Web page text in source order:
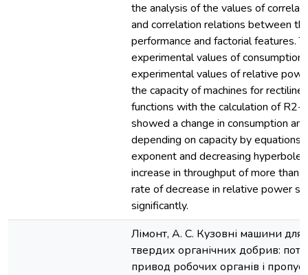
the analysis of the values of
and correlation relations between
performance and factorial features.
experimental values of consumption
experimental values of relative
the capacity of machines for
functions with the calculation of R2-
showed a change in consumption
depending on capacity by equations
exponent and decreasing
increase in throughput of more than
rate of decrease in relative power
significantly.
Лімонт, А. С. Кузовні машини для
твердих органічних добрив:
привод робочих органів і